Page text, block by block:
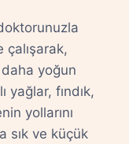
çalışarak,
daha yoğun
yağlar, fındık,
yollarını
sık ve küçük